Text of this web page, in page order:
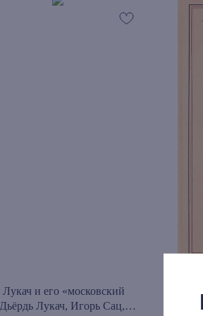
Лукач и его «московский
Лукач, Игорь Сац,